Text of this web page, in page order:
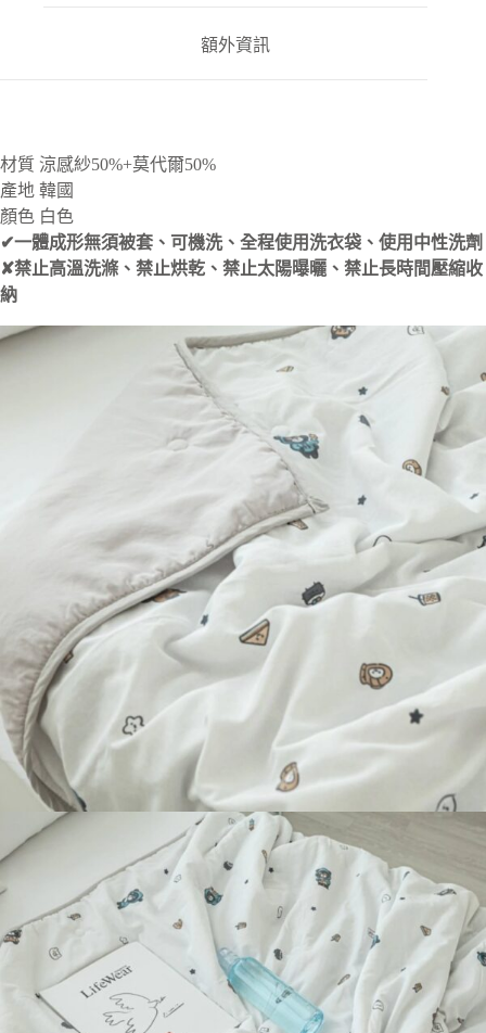
額外資訊
材質 涼感紗50%+莫代爾50%
產地 韓國
顏色 白色
✔一體成形無須被套、可機洗、全程使用洗衣袋、使用中性洗劑
✘禁止高溫洗滌、禁止烘乾、禁止太陽曝曬、禁止長時間壓縮收
納